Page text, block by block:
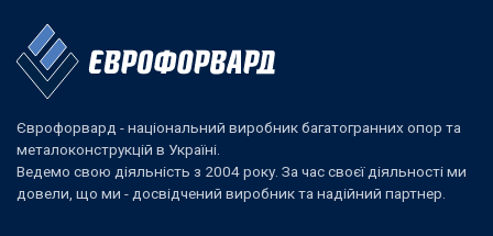
Єврофорвард - національний виробник багатогранних опор та
металоконструкцій в Україні.
Ведемо свою діяльність з 2004 року. За час своєї діяльності ми
довели, що ми - досвідчений виробник та надійний партнер.